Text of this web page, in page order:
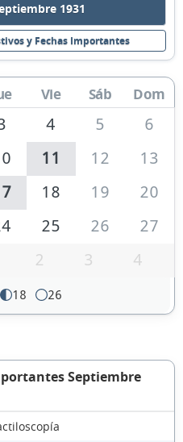
1931
y Fechas Importantes
Vie Sáb Dom
4 5
6
11 12
13
18 19
20
25 26
27
2 3 4
18 26
Septiembre